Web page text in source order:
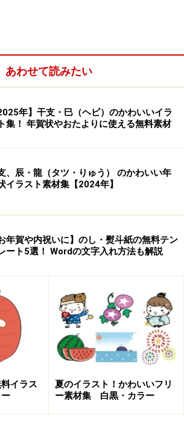
ーイラスト
ストです。
ラストです。
イラスト
トです。
ストです。
あわせて読みたい
2025年】干支・巳（ヘビ）のかわいいイラ
集！ 年賀状やおたよりに使える無料素材
、辰・龍（タツ・りゅう） のかわいい年
イラスト素材集【2024年】
お年賀や内祝いに】のし・熨斗紙の無料テン
ート5選！ Wordの文字入れ方法も解説
イラス
夏のイラスト！かわいいフリ
ー素材集 白黒・カラー